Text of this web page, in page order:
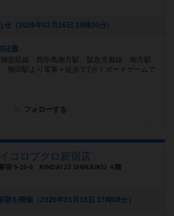
せ（2026年02月16日 19時20分）
個
堂筋線 西中島南方駅、阪急京都線 南方駅
梅田駅より電車＋徒歩で7分！ボードゲームで
フォローする
コロブクロ新宿店
宿 5-10-6 KINDAI 22 SHINJUKU ４階
宿を開催（2026年01月18日 17時08分）